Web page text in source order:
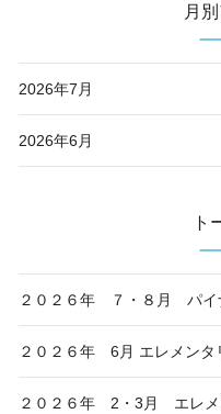
月
2026年7月
2026年6月
ト
２０２６年 ７・８月 パイ
２０２６年 6月 エレメンタ
２０２６年 2・3月 エレメ